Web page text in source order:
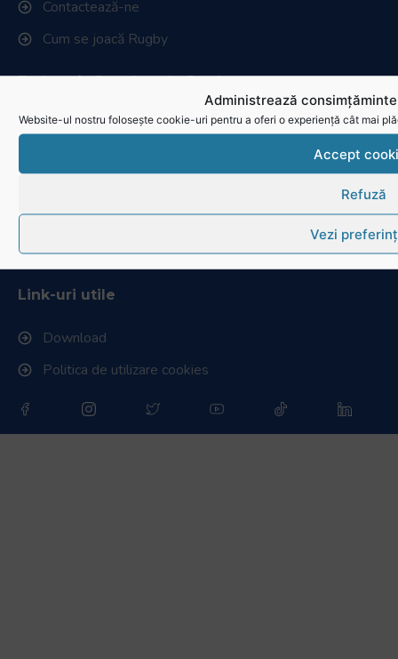
Administrează
Website-ul nostru folosește cookie-uri pentru a oferi o experiență cât mai
Accept
Refuză
Vezi
Contactează-ne
Cum se joacă Rugby
Federația Româna de Rugby
Istoric rugby în România
Conducere, comisii și departamente
Info - Anunțuri
Link-uri utile
Download
Politica de utilizare cookies